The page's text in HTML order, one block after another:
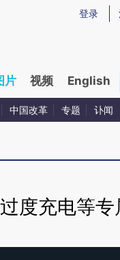
登录
片 视频 English
中国改革 专题 讣闻
度充电等专